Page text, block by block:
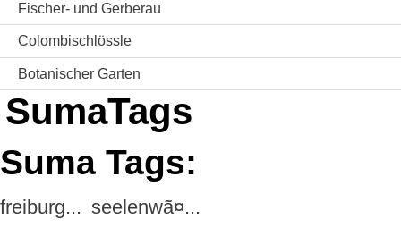
Fischer- und Gerberau
Colombischlössle
Botanischer Garten
SumaTags
Suma Tags:
freiburg... seelenwã¤...